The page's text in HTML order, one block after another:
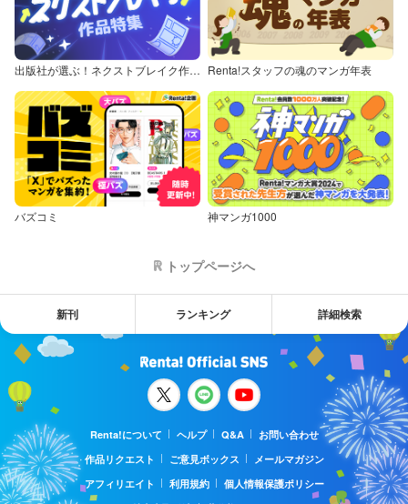
出版社が選ぶ！ネクストブレイク作品特集 Renta!スタッフの魂のマンガ年表
バズコミ 神マンガ1000
トップページへ
新刊 ランキング 詳細検索
Renta!について ヘルプ Q&A
お問い合わせ
作品リクエスト
ご意見ボックス
メールマガジン
アフィリエイト
利用規約
個人情報保護ポリシー